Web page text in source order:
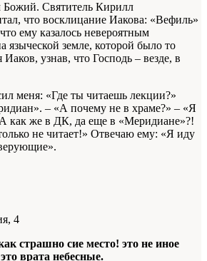
Божий. Святитель Кирилл
что восклицание Иакова: «Вефиль»
ему казалось невероятным
языческой земле, которой было то
узнав, что Господь – везде, в
меня: «Где ты читаешь лекции?»
– «А почему не в храме?» – «Я
как же в ДК, да еще в «Меридиане»?!
не читает!» Отвечаю ему: «Я иду
4
страшно сие место! это не иное
врата небесные.